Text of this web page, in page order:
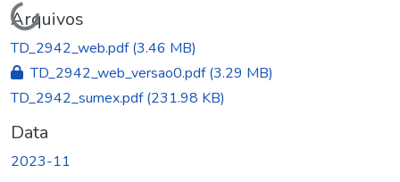
Carregando...
Arquivos
TD_2942_web.pdf(3.46 MB)
TD_2942_web_versao0.pdf(3.29 MB)
TD_2942_sumex.pdf(231.98 KB)
Data
2023-11